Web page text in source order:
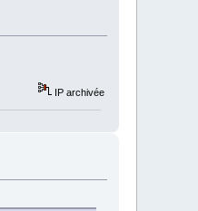
IP archivée